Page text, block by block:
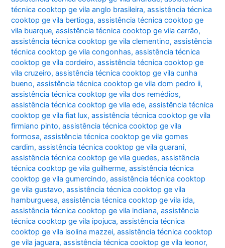
técnica cooktop ge vila anglo brasileira,assistência técnica
cooktop ge vila bertioga,assistência técnica cooktop ge
vila buarque,assistência técnica cooktop ge vila carrão,
assistência técnica cooktop ge vila clementino,assistência
técnica cooktop ge vila congonhas,assistência técnica
cooktop ge vila cordeiro,assistência técnica cooktop ge
vila cruzeiro,assistência técnica cooktop ge vila cunha
bueno,assistência técnica cooktop ge vila dom pedro ii,
assistência técnica cooktop ge vila dos remédios,
assistência técnica cooktop ge vila ede,assistência técnica
cooktop ge vila fiat lux,assistência técnica cooktop ge vila
firmiano pinto,assistência técnica cooktop ge vila
formosa,assistência técnica cooktop ge vila gomes
cardim,assistência técnica cooktop ge vila guarani,
assistência técnica cooktop ge vila guedes,assistência
técnica cooktop ge vila guilherme,assistência técnica
cooktop ge vila gumercindo,assistência técnica cooktop
ge vila gustavo,assistência técnica cooktop ge vila
hamburguesa,assistência técnica cooktop ge vila ida,
assistência técnica cooktop ge vila indiana,assistência
técnica cooktop ge vila ipojuca,assistência técnica
cooktop ge vila isolina mazzei,assistência técnica cooktop
ge vila jaguara,assistência técnica cooktop ge vila leonor,